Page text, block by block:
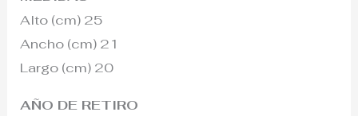
Alto (cm) 25
Ancho (cm) 21
Largo (cm) 20
AÑO DE RETIRO